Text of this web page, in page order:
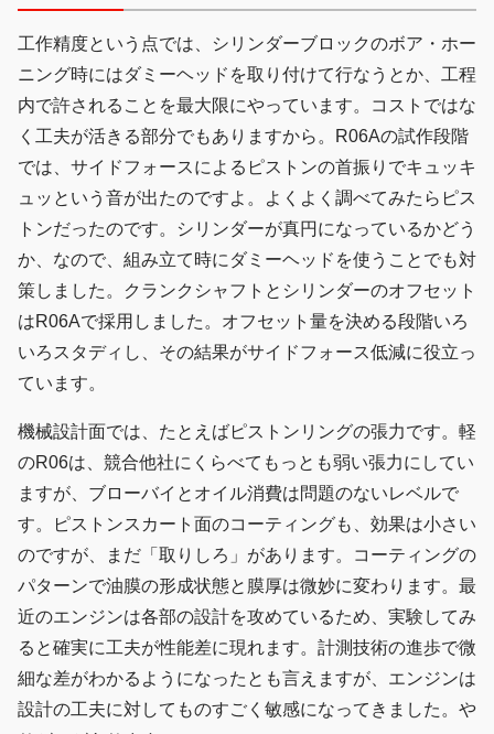
工作精度という点では、シリンダーブロックのボア・ホー
ニング時にはダミーヘッドを取り付けて行なうとか、工程
内で許されることを最大限にやっています。コストではな
く工夫が活きる部分でもありますから。R06Aの試作段階
では、サイドフォースによるピストンの首振りでキュッキ
ュッという音が出たのですよ。よくよく調べてみたらピス
トンだったのです。シリンダーが真円になっているかどう
か、なので、組み立て時にダミーヘッドを使うことでも対
策しました。クランクシャフトとシリンダーのオフセット
はR06Aで採用しました。オフセット量を決める段階いろ
いろスタディし、その結果がサイドフォース低減に役立っ
ています。
機械設計面では、たとえばピストンリングの張力です。軽
のR06は、競合他社にくらべてもっとも弱い張力にしてい
ますが、ブローバイとオイル消費は問題のないレベルで
す。ピストンスカート面のコーティングも、効果は小さい
のですが、まだ「取りしろ」があります。コーティングの
パターンで油膜の形成状態と膜厚は微妙に変わります。最
近のエンジンは各部の設計を攻めているため、実験してみ
ると確実に工夫が性能差に現れます。計測技術の進歩で微
細な差がわかるようになったとも言えますが、エンジンは
設計の工夫に対してものすごく敏感になってきました。や